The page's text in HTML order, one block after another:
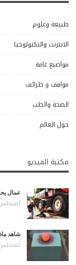
طبيعة وعلوم
الانترنت والتكنولوجيا
مواضيع عامة
مواقف و طرائف
الصحة والطب
حول العالم
مكتبة الفيديو
عمال
أغسطس 24,
شاهد
أغسطس 8,